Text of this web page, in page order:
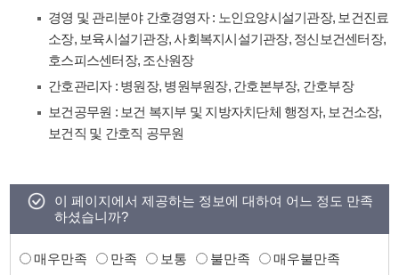
경영 및 관리분야 간호경영자 : 노인요양시설기관장, 보건진료
소장, 보육시설기관장, 사회복지시설기관장, 정신보건센터장,
호스피스센터장, 조산원장
간호관리자 : 병원장, 병원부원장, 간호본부장, 간호부장
보건공무원 : 보건 복지부 및 지방자치단체 행정자, 보건소장,
보건직 및 간호직 공무원
이 페이지에서 제공하는 정보에 대하여 어느 정도 만족
하셨습니까?
매우만족 만족 보통 불만족 매우불만족